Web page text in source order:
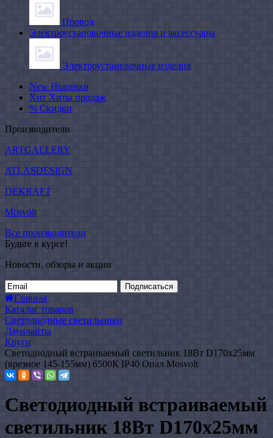
Провод
Электроустановочные изделия и аксессуары
Электроустановочные изделия
New Новинки
Хит Хиты продаж
% Скидки
Производители
ARTGALLERY
ATLASDESIGN
DEKRAFT
Mosvolt
Все производители
Будьте в курсе!
Новости, обзоры и акции
Подписаться
Главная
Каталог товаров
Светодиодные светильники
Даунлайты
Круги
Светодиодный встраиваемый светильник 18Вт D170х25мм
(врезное 145-155мм) 6500К IP40 Опал Mosvolt
Светодиодный встраиваемый
светильник 18Вт D170х25мм